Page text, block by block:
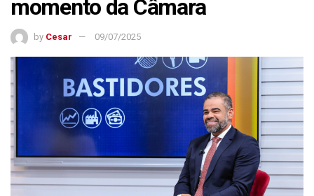
momento da Câmara
by Cesar 09/07/2025